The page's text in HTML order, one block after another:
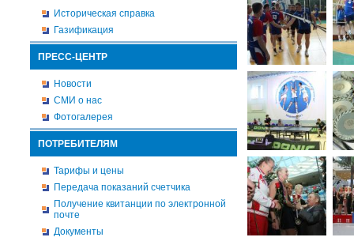
Историческая справка
Газификация
ПРЕСС-ЦЕНТР
Новости
СМИ о нас
Фотогалерея
ПОТРЕБИТЕЛЯМ
Тарифы и цены
Передача показаний счетчика
Получение квитанции по электронной
почте
Документы